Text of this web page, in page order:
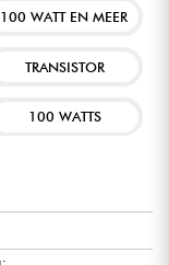
100 WATT EN MEER
TRANSISTOR
100 WATTS